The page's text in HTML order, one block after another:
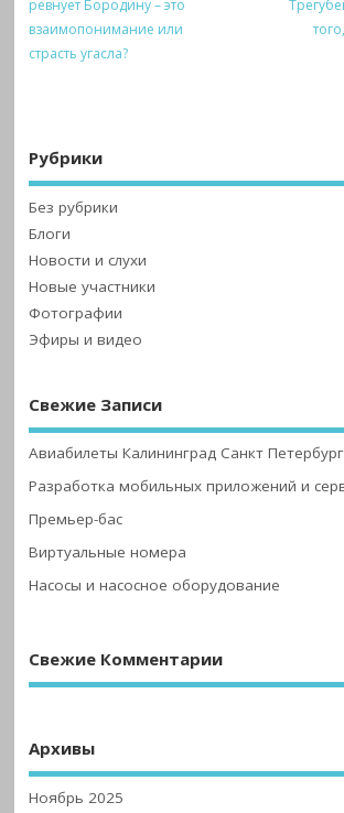
ревнует Бородину – это
взаимопонимание или
страсть угасла?
Рубрики
Без рубрики
Блоги
Новости и слухи
Новые участники
Фотографии
Эфиры и видео
Свежие Записи
Авиабилеты Калининград Санкт Петербург
Разработка мобильных приложений и
Премьер-бас
Виртуальные номера
Насосы и насосное оборудование
Свежие Комментарии
Архивы
Ноябрь 2025